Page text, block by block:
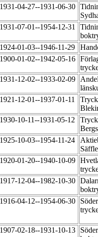
1931-04-27--1931-06-30
1931-07-01--1954-12-31
1924-01-03--1946-11-29
1900-01-02--1942-05-16
1931-12-02--1933-02-09
1921-12-01--1937-01-11
1930-10-11--1931-05-12
1925-10-03--1954-11-24
1920-01-20--1940-10-09
1917-12-04--1982-10-30
1916-04-12--1954-06-30
1907-02-18--1931-10-13